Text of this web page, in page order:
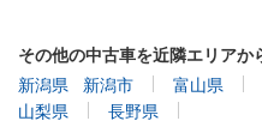
その他の中古車を近隣エリアか
新潟県
新潟市 富山県
山梨県
長野県